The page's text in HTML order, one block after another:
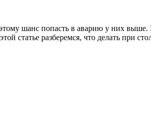
шанс попасть в аварию у них
статье разберемся, что делать при